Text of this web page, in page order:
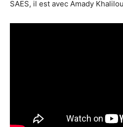
SAES, il est avec Amady